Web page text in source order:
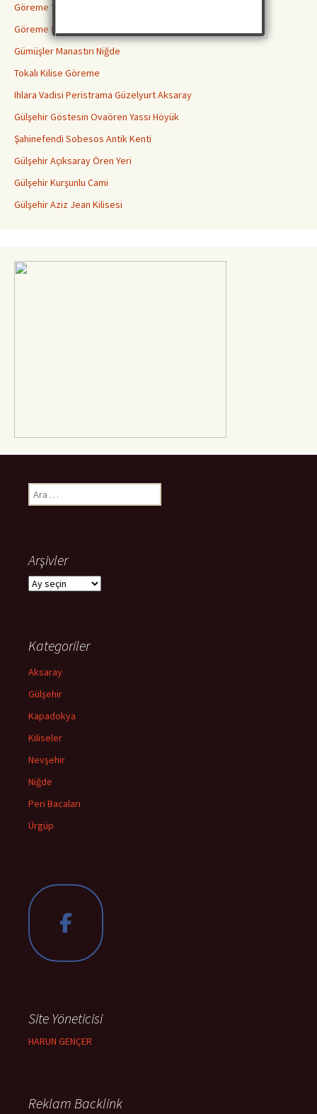
Göreme Yılanlı Kilisesi
Göreme Karanlık Kilise
Gümüşler Manastırı Niğde
Tokalı Kilise Göreme
Ihlara Vadisi Peristrama Güzelyurt Aksaray
Gülşehir Göstesin Ovaören Yassı Höyük
Şahinefendi Sobesos Antik Kenti
Gülşehir Açıksaray Ören Yeri
Gülşehir Kurşunlu Cami
Gülşehir Aziz Jean Kilisesi
Arama:
Arşivler
Arşivler
Kategoriler
Aksaray
Gülşehir
Kapadokya
Kiliseler
Nevşehir
Niğde
Peri Bacaları
Ürgüp
Site Yöneticisi
HARUN GENÇER
Reklam Backlink